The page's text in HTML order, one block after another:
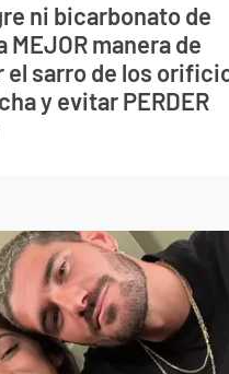
ni bicarbonato de
MEJOR manera de
el sarro de los
y evitar PERDER